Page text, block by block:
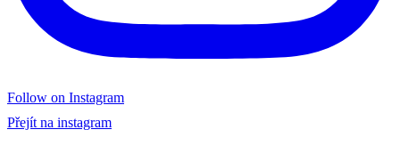
Follow on Instagram
Přejít na instagram